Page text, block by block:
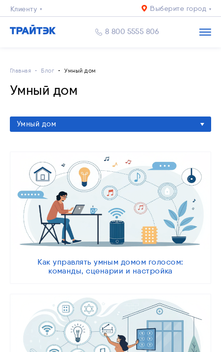
Клиенту
Выберите город
8 800 5555 806
Главная Блог Умный дом
Умный дом
Умный дом
Как управлять умным домом голосом:
команды, сценарии и настройка